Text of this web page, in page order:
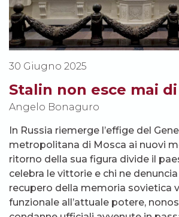
30 Giugno 2025
Stalin non esce mai
Angelo Bonaguro
In Russia riemerge l’effige del
metropolitana di Mosca ai nuovi
ritorno della sua figura divide il
celebra le vittorie e chi ne
recupero della memoria sovietica
funzionale all’attuale potere,